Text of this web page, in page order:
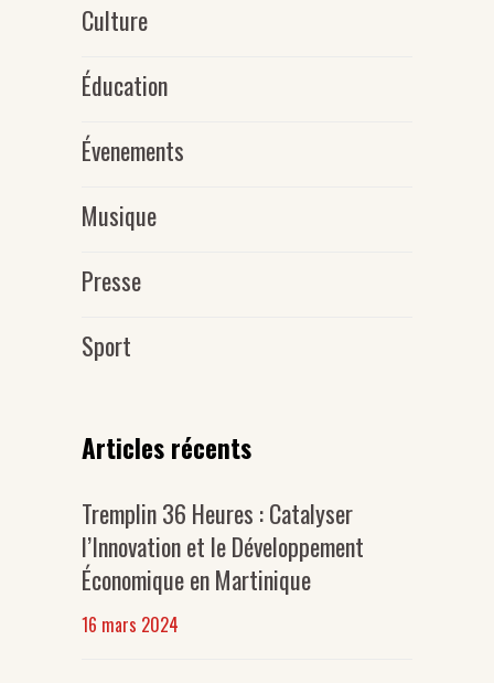
Culture
Éducation
Évenements
Musique
Presse
Sport
Articles récents
Tremplin 36 Heures : Catalyser
l’Innovation et le Développement
Économique en Martinique
16 mars 2024